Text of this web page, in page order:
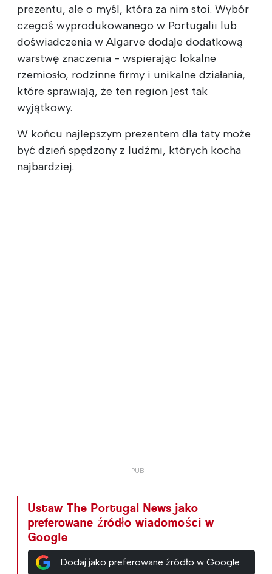
prezentu, ale o myśl, która za nim stoi. Wybór
czegoś wyprodukowanego w Portugalii lub
doświadczenia w Algarve dodaje dodatkową
warstwę znaczenia - wspierając lokalne
rzemiosło, rodzinne firmy i unikalne działania,
które sprawiają, że ten region jest tak
wyjątkowy.
W końcu najlepszym prezentem dla taty może
być dzień spędzony z ludźmi, których kocha
najbardziej.
Ustaw The Portugal News jako
preferowane źródło wiadomości w
Google
Dodaj jako preferowane źródło w Google